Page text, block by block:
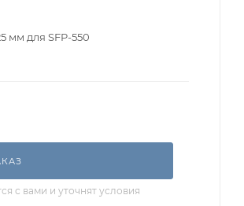
мм для SFP-550
с вами и уточнят условия